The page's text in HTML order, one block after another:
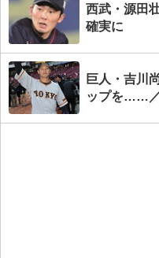
西武・源田
確実に
巨人・吉川
ップを……